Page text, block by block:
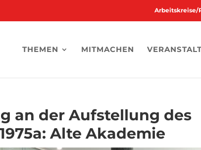
Arbeitskreise/
THEMEN MITMACHEN
an der Aufstellung des
Alte Akademie